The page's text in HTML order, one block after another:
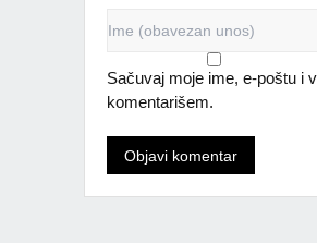
Sačuvaj moje ime, e-poštu i
komentarišem.